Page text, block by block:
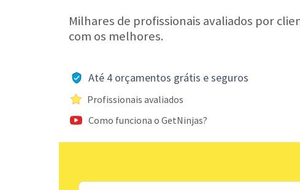
Milhares de profissionais avaliados por
com os melhores.
Até 4 orçamentos grátis e seguros
Profissionais avaliados
Como funciona o GetNinjas?